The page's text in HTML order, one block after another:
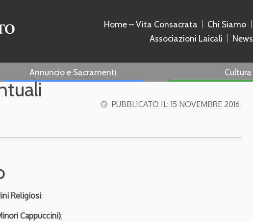
Home – Vita Consacrata Chi Siamo
Associazioni Laicali
News
Annuncio e Sacramenti Cultura
access_time PUBBLICATO IL:15 NOVEMBRE 2016
Religiosi:
Cappuccini);